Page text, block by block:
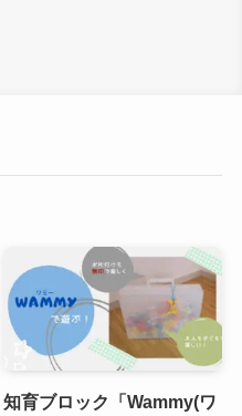
知育ブロック「Wammy(ワ